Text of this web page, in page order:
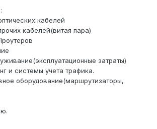
кабелей
кабелей(витая пара)
затраты)
и системы учета трафика.
оборудование(маршрутизаторы,